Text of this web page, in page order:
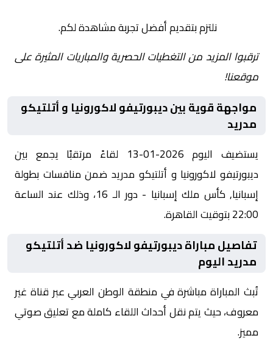
نلتزم بتقديم أفضل تجربة مشاهدة لكم.
ترقبوا المزيد من التغطيات الحصرية والمباريات المثيرة على
موقعنا!
مواجهة قوية بين ديبورتيفو لاكورونيا و أتلتيكو
مدريد
يستضيف اليوم 2026-01-13 لقاءً مرتقبًا يجمع بين
ديبورتيفو لاكورونيا و أتلتيكو مدريد ضمن منافسات بطولة
إسبانيا, كأس ملك إسبانيا - دور الـ 16، وذلك عند الساعة
22:00 بتوقيت القاهرة.
تفاصيل مباراة ديبورتيفو لاكورونيا ضد أتلتيكو
مدريد اليوم
تُبث المباراة مباشرة في منطقة الوطن العربي عبر قناة غير
معروف، حيث يتم نقل أحداث اللقاء كاملة مع تعليق صوتي
مميز.